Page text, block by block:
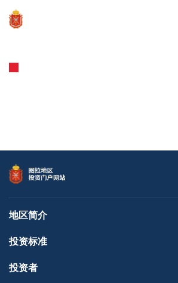
地区简介
投资标准
投资者